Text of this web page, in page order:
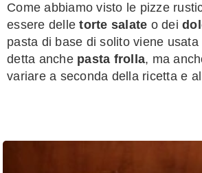
Come abbiamo visto le pizze
essere delletorte salate o dei
pasta di base di solito viene usata
detta anche pasta frolla, ma
variare a seconda della ricetta e